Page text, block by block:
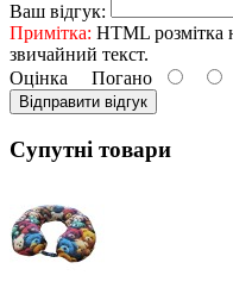
Ваш відгук:
Примітка: HTML розмітка
звичайний текст.
Оцінка Погано
Відправити відгук
Супутні товари